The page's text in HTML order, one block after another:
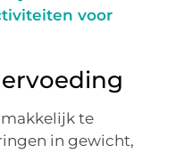
voor
te
in gewicht,